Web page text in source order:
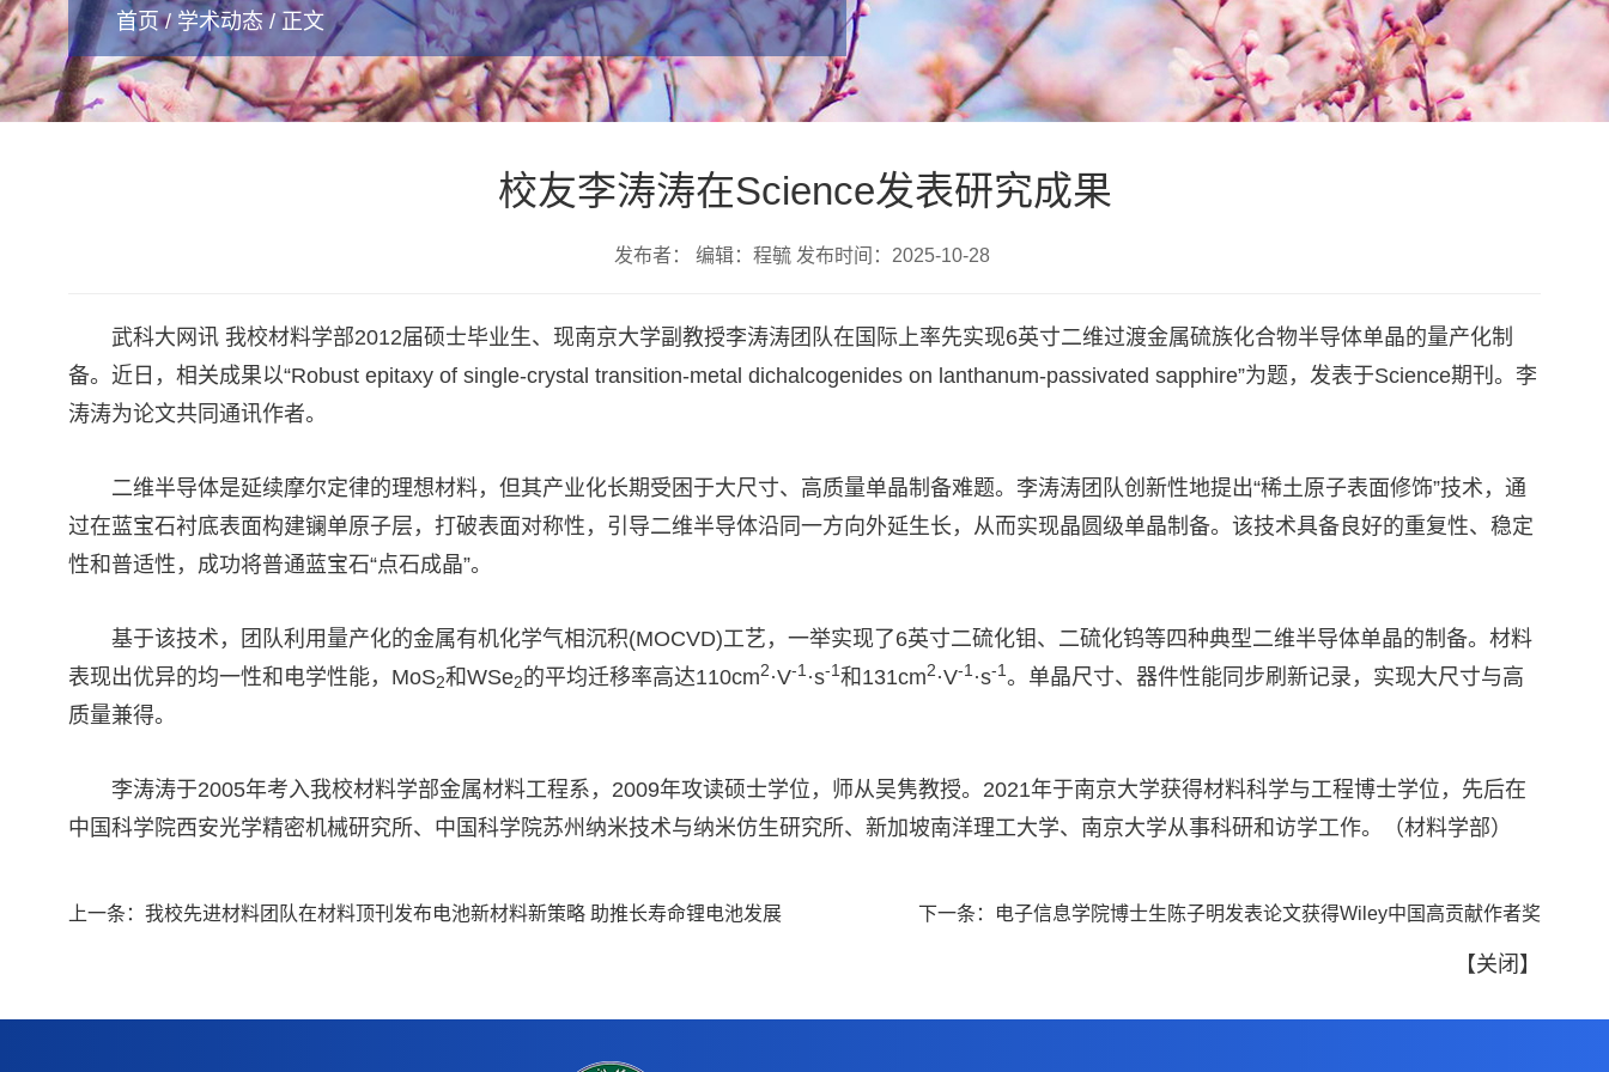
首页/ 学术动态/ 正文
校友李涛涛在Science发表研究成果
发布者： 编辑：程毓 发布时间：2025-10-28
武科大网讯 我校材料学部2012届硕士毕业生、现南京大学副教授李涛涛团队在国际上率先实现6英寸二维过渡金属硫族化合物半导体单晶的量产化制
备。近日，相关成果以“Robust epitaxy of single-crystal transition-metal dichalcogenides on lanthanum-passivated sapphire”为题，发表于Science期刊。李
涛涛为论文共同通讯作者。
二维半导体是延续摩尔定律的理想材料，但其产业化长期受困于大尺寸、高质量单晶制备难题。李涛涛团队创新性地提出“稀土原子表面修饰”技术，通
过在蓝宝石衬底表面构建镧单原子层，打破表面对称性，引导二维半导体沿同一方向外延生长，从而实现晶圆级单晶制备。该技术具备良好的重复性、稳定
性和普适性，成功将普通蓝宝石“点石成晶”。
基于该技术，团队利用量产化的金属有机化学气相沉积(MOCVD)工艺，一举实现了6英寸二硫化钼、二硫化钨等四种典型二维半导体单晶的制备。材料
表现出优异的均一性和电学性能，MoS2和WSe2 的平均迁移率高达110cm2 ·V-1 ·s-1和131cm2 ·V-1 ·s-1。单晶尺寸、器件性能同步刷新记录，实现大尺寸与高
质量兼得。
李涛涛于2005年考入我校材料学部金属材料工程系，2009年攻读硕士学位，师从吴隽教授。2021年于南京大学获得材料科学与工程博士学位，先后在
中国科学院西安光学精密机械研究所、中国科学院苏州纳米技术与纳米仿生研究所、新加坡南洋理工大学、南京大学从事科研和访学工作。（材料学部）
上一条： 我校先进材料团队在材料顶刊发布电池新材料新策略 助推长寿命锂电池发展 下一条： 电子信息学院博士生陈子明发表论文获得Wiley中国高贡献作者奖
【关闭 】